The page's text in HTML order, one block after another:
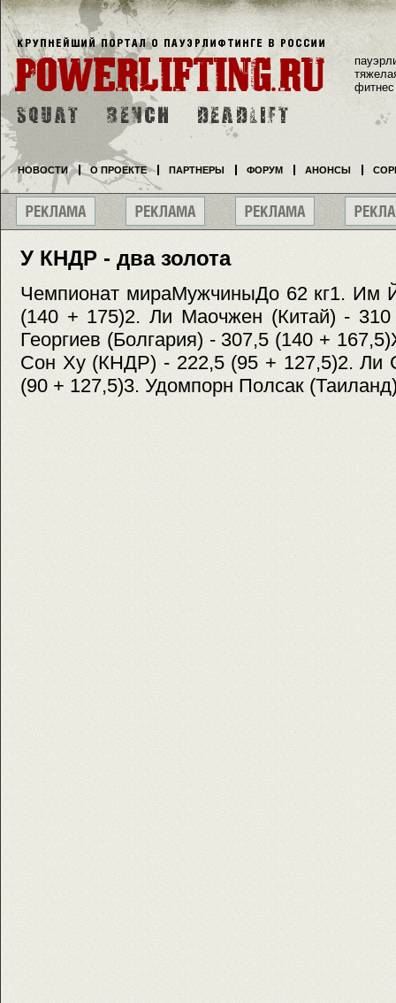
У КНДР - два золота
Чемпионат мираМужчиныДо 62 кг1. Им
(140 + 175)2. Ли Маочжен (Китай) -
Георгиев (Болгария) - 307,5 (140 +
Сон Ху (КНДР) - 222,5 (95 + 127,5)2. Ли
(90 + 127,5)3. Удомпорн Полсак
фитнес
НОВОСТИ О ПРОЕКТЕ ПАРТНЕРЫ ФОРУМ АНОНСЫ